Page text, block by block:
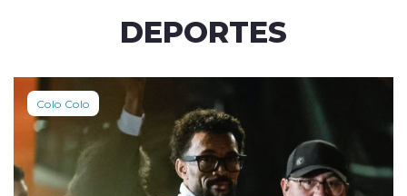
DEPORTES
Colo Colo